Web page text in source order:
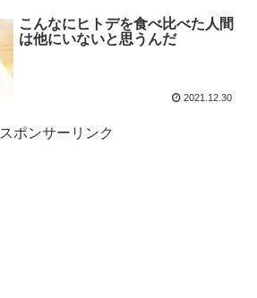
こんなにヒトデを食べ比べた人間
は他にいないと思うんだ
2021.12.30
スポンサーリンク